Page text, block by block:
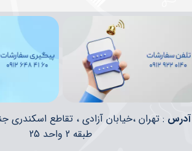
​​آدرس
طبقه 2 واحد 25